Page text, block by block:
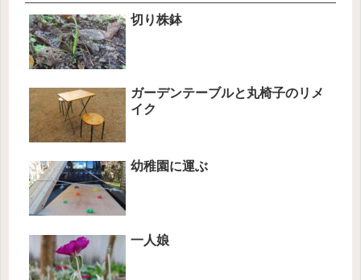
切り株鉢
ガーデンテーブルと丸椅子のリメ
イク
幼稚園に運ぶ
一人娘